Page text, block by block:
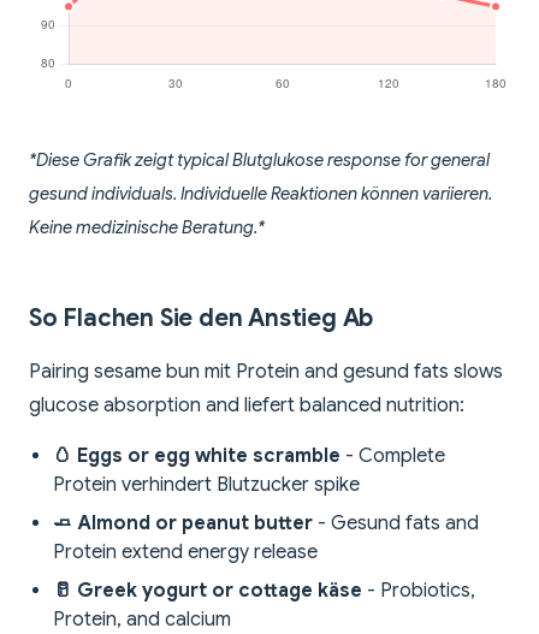
*Diese Grafik zeigt typical Blutglukose response for general
gesund individuals. Individuelle Reaktionen können variieren.
Keine medizinische Beratung.*
So Flachen Sie den Anstieg Ab
Pairing sesame bun mit Protein and gesund fats slows
glucose absorption and liefert balanced nutrition:
🥚 Eggs or egg white scramble - Complete
Protein verhindert Blutzucker spike
🧈 Almond or peanut butter - Gesund fats and
Protein extend energy release
🥛 Greek yogurt or cottage käse - Probiotics,
Protein, and calcium